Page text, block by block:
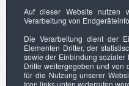
Auf dieser Website nutzen
Verarbeitung von
Die Verarbeitung dient der
Elementen Dritter, der
sowie der Einbindung sozialer
Dritte weitergegeben und von
für die Nutzung unserer
Icon links unten widerrufen